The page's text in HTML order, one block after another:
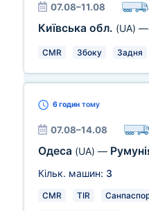
07.08–11.08
Київська обл. (UA) —
CMR Збоку Задня
6 годин тому
07.08–14.08
Одеса (UA) —
Кільк. машин: 3
CMR TIR